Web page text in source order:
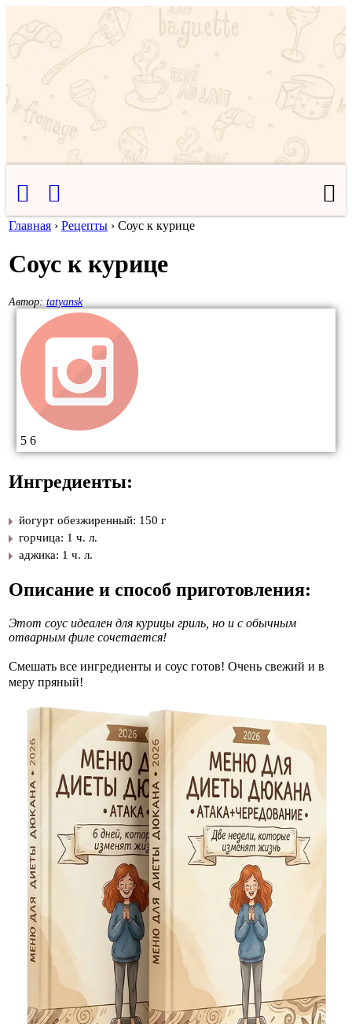
Главная › Рецепты › Соус к курице
Соус к курице
Автор: tatyansk
5 6
Ингредиенты:
йогурт обезжиренный: 150 г
горчица: 1 ч. л.
аджика: 1 ч. л.
Описание и способ приготовления:
Этот соус идеален для курицы гриль, но и с обычным
отварным филе сочетается!
Смешать все ингредиенты и соус готов! Очень свежий и в
меру пряный!